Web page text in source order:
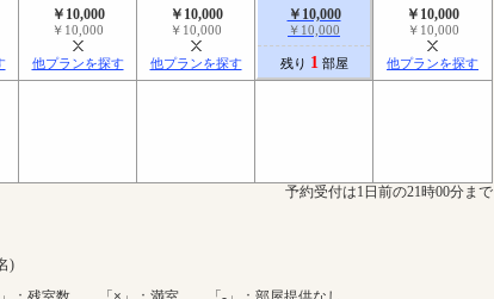
￥10,000
￥10,000
他プランを探す
￥10,000
￥10,000
他プランを探す
￥10,000
￥10,000
残り 1 部屋
￥10,000
￥10,000
他プランを探す
予約受付は1日前の21時00分まで
)